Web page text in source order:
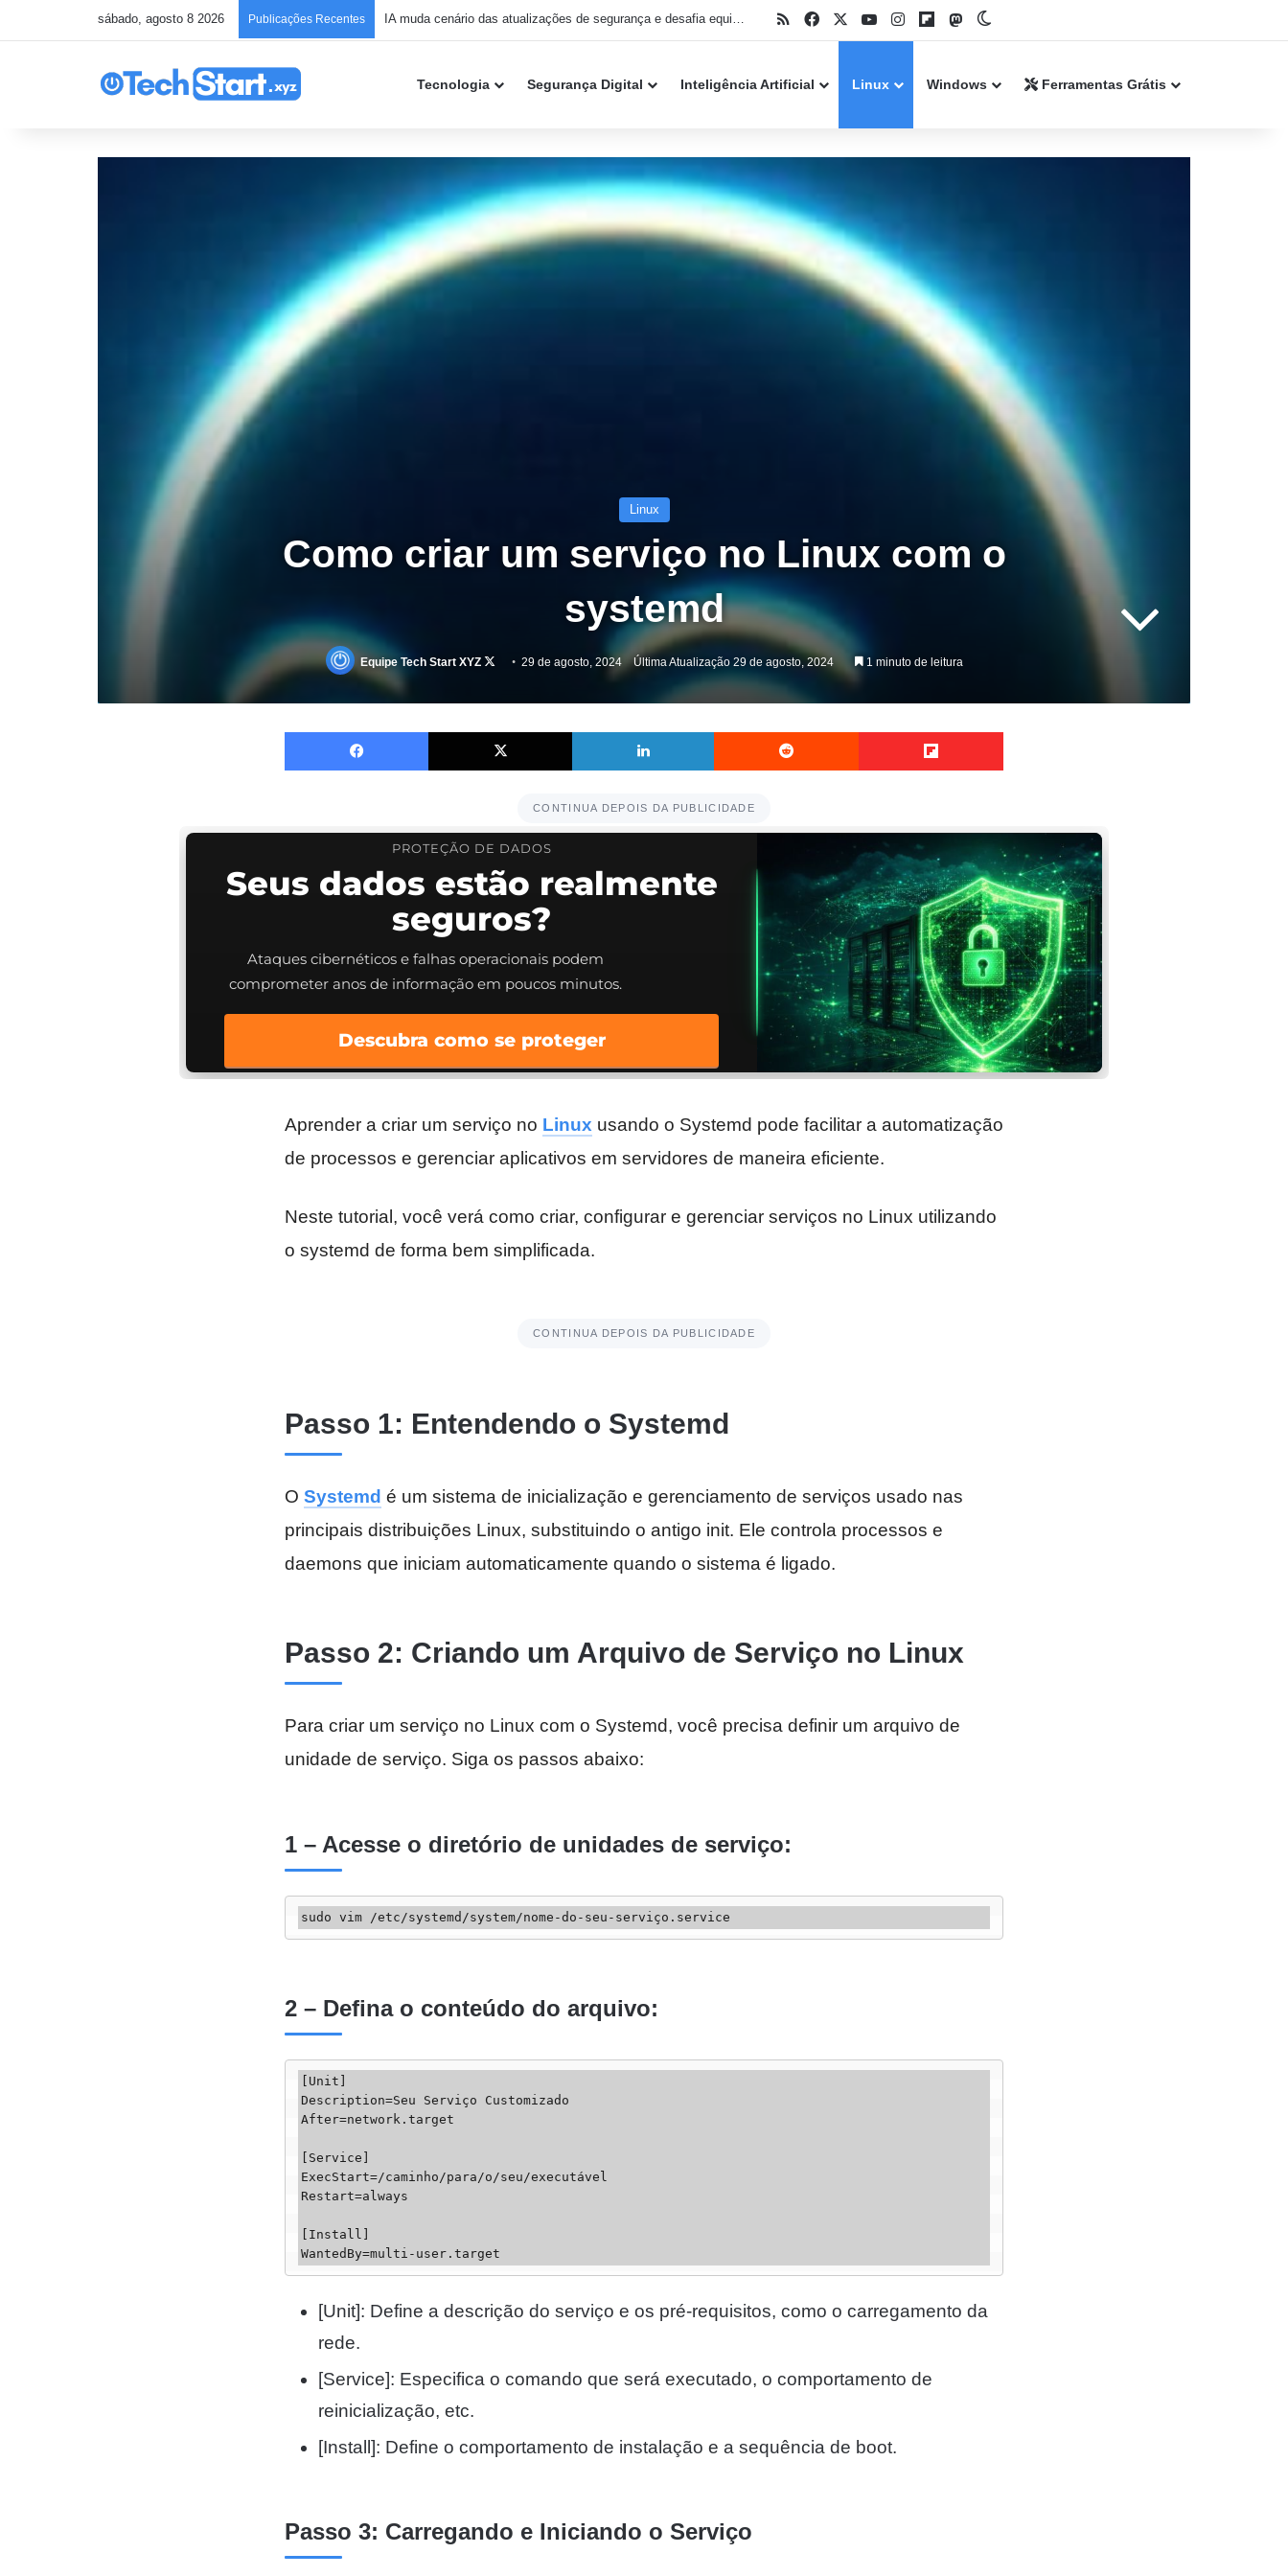
sábado, agosto 8 2026 Publicações Recentes IA muda cenário das atualizações de segurança e desafia equipes de TI no Patch Tuesday de agosto RSSFacebookYouTubeInstagramFlipboard
Mastodon
Tecnologia Segurança Digital Inteligência Artificial Linux Windows Ferramentas Grátis
Linux
Como criar um serviço no Linux com o
systemd
Equipe Tech Start XYZ
Follow
X
29 de agosto, 2024 Última Atualização 29 de agosto, 2024 1 minuto de leitura
Facebook X Linkedin Reddit Flipboard
CONTINUA DEPOIS DA PUBLICIDADE
PROTEÇÃO DE DADOS
Seus dados estão realmente
seguros?
Ataques cibernéticos e falhas operacionais podem
comprometer anos de informação em poucos minutos.
Descubra como se proteger
Aprender a criar um serviço no Linux usando o Systemd pode facilitar a automatização
de processos e gerenciar aplicativos em servidores de maneira eficiente.
Neste tutorial, você verá como criar, configurar e gerenciar serviços no Linux utilizando
o systemd de forma bem simplificada.
CONTINUA DEPOIS DA PUBLICIDADE
Passo 1: Entendendo o Systemd
O Systemd é um sistema de inicialização e gerenciamento de serviços usado nas
principais distribuições Linux, substituindo o antigo init. Ele controla processos e
daemons que iniciam automaticamente quando o sistema é ligado.
Passo 2: Criando um Arquivo de Serviço no Linux
Para criar um serviço no Linux com o Systemd, você precisa definir um arquivo de
unidade de serviço. Siga os passos abaixo:
1 – Acesse o diretório de unidades de serviço:
sudo vim /etc/systemd/system/nome-do-seu-serviço.service
2 – Defina o conteúdo do arquivo:
[Unit]
Description=Seu Serviço Customizado
After=network.target
[Service]
ExecStart=/caminho/para/o/seu/executável
Restart=always
[Install]
WantedBy=multi-user.target
[Unit]: Define a descrição do serviço e os pré-requisitos, como o carregamento da
rede.
[Service]: Especifica o comando que será executado, o comportamento de
reinicialização, etc.
[Install]: Define o comportamento de instalação e a sequência de boot.
Passo 3: Carregando e Iniciando o Serviço